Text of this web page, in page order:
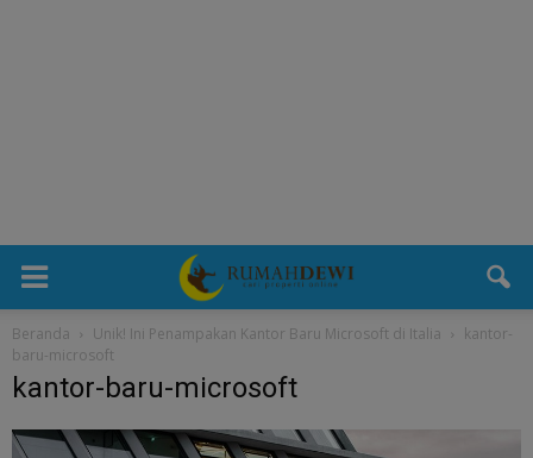
Beranda Unik! Ini Penampakan Kantor Baru Microsoft di Italia
kantor-
baru-microsoft
kantor-baru-microsoft